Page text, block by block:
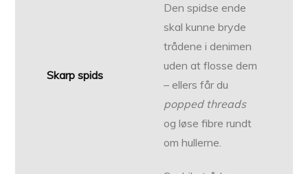
Skarp spids
Den spidse ende
skal kunne bryde
trådene i denimen
uden at flosse dem
– ellers får du
popped threads
og løse fibre rundt
om hullerne.